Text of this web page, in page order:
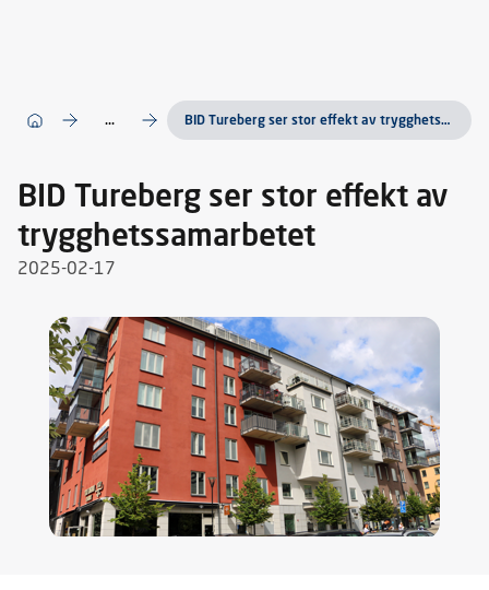
... BID Tureberg ser stor effekt av trygghetssamarbetet
BID Tureberg ser stor effekt av
trygghetssamarbetet
2025-02-17